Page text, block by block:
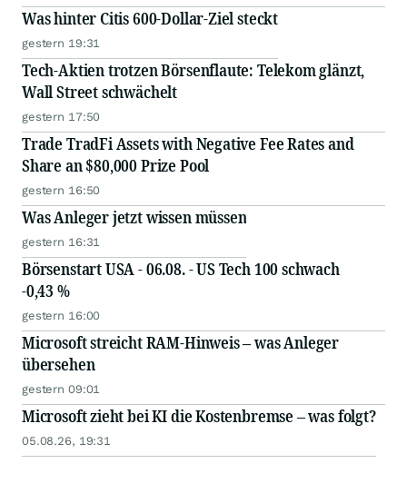
Was hinter Citis 600-Dollar-Ziel steckt
gestern 19:31
Tech-Aktien trotzen Börsenflaute: Telekom glänzt,
Wall Street schwächelt
gestern 17:50
Trade TradFi Assets with Negative Fee Rates and
Share an $80,000 Prize Pool
gestern 16:50
Was Anleger jetzt wissen müssen
gestern 16:31
Börsenstart USA - 06.08. - US Tech 100 schwach
-0,43 %
gestern 16:00
Microsoft streicht RAM-Hinweis – was Anleger
übersehen
gestern 09:01
Microsoft zieht bei KI die Kostenbremse – was folgt?
05.08.26, 19:31